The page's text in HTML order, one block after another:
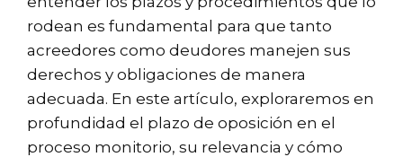
rodean es fundamental para que tanto
acreedores como deudores manejen sus
derechos y obligaciones de manera
adecuada. En este artículo, exploraremos en
profundidad el plazo de oposición en el
proceso monitorio, su relevancia y cómo